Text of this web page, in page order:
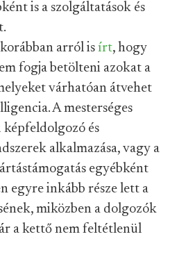
is a szolgáltatások és
korábban arról is írt, hogy
fogja betölteni azokat a
várhatóan átvehet
A mesterséges
és
alkalmazása, vagy a
egyébként
egyre inkább része lett a
miközben a dolgozók
a kettő nem feltétlenül